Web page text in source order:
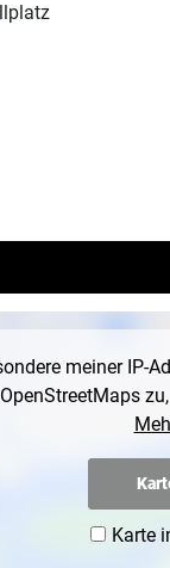
meiner IP-
OpenStreetMaps
Karte